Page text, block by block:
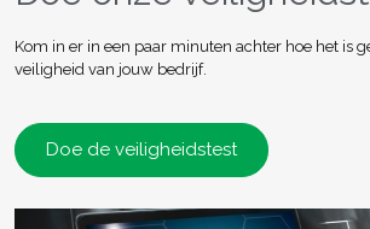
Kom in er in een paar minuten achter hoe het is
veiligheid van jouw bedrijf.
Doe de veiligheidstest